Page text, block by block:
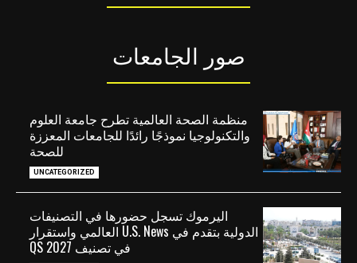
صور الجامعات
منظمة الصحة العالمية تطرح جامعة العلوم
والتكنولوجيا نموذجًا رائدًا للجامعات المعززة
للصحة
UNCATEGORIZED
اليرموك تسجل حضورها في التصنيفات
الدولية بتقدم في U.S. News العالمي واستقرار
في تصنيف QS 2027